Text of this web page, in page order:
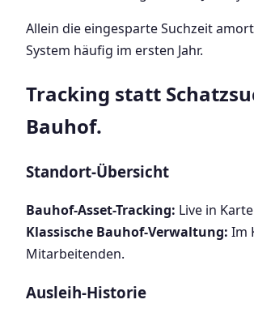
Allein die eingesparte Suchzeit
System häufig im ersten Jahr.
Tracking statt
Bauhof.
Standort-Übersicht
Bauhof-Asset-Tracking: Live in
Klassische Bauhof-Verwaltung: Im
Mitarbeitenden.
Ausleih-Historie